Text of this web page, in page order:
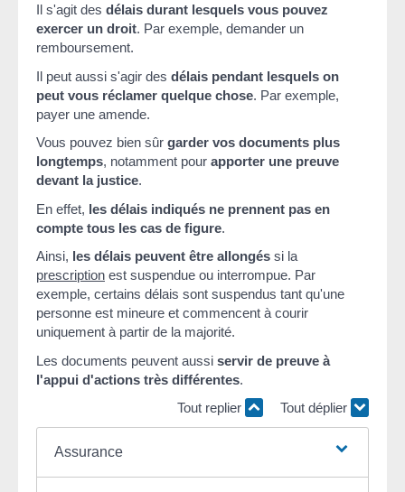
Il s'agit des délais durant lesquels vous pouvez
exercer un droit. Par exemple, demander un
remboursement.
Il peut aussi s'agir des délais pendant lesquels on
peut vous réclamer quelque chose. Par exemple,
payer une amende.
Vous pouvez bien sûr garder vos documents plus
longtemps, notamment pour apporter une preuve
devant la justice.
En effet, les délais indiqués ne prennent pas en
compte tous les cas de figure.
Ainsi, les délais peuvent être allongés si la
prescription est suspendue ou interrompue. Par
exemple, certains délais sont suspendus tant qu'une
personne est mineure et commencent à courir
uniquement à partir de la majorité.
Les documents peuvent aussi servir de preuve à
l'appui d'actions très différentes.
Tout replier
Tout déplier
Assurance